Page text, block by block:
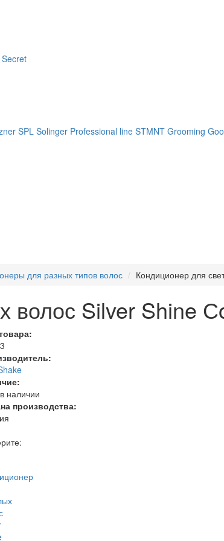
SPL Solinger Professional line STMNT Grooming
для разных типов волос Кондиционер для
волос Silver Shine
наличии
производства: